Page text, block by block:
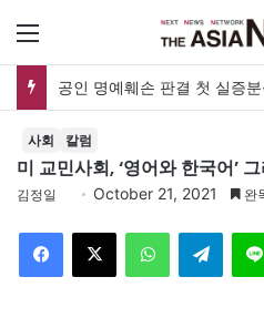
사회 칼럼
미 교민사회, ‘영어와 한국어’
김정일 October 21, 2021 완
Telegram